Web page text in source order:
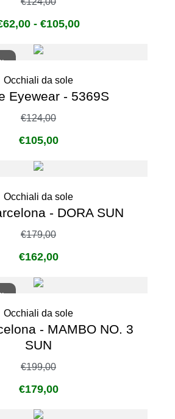
62,00 - €105,00
Occhiali da sole
Eyewear - 5369S
€124,00
€105,00
Occhiali da sole
- DORA SUN
€179,00
€162,00
Occhiali da sole
- MAMBO NO. 3
SUN
€199,00
€179,00